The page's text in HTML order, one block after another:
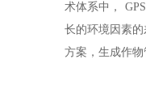
术体系中，
长的环境因素
方案，生成作物